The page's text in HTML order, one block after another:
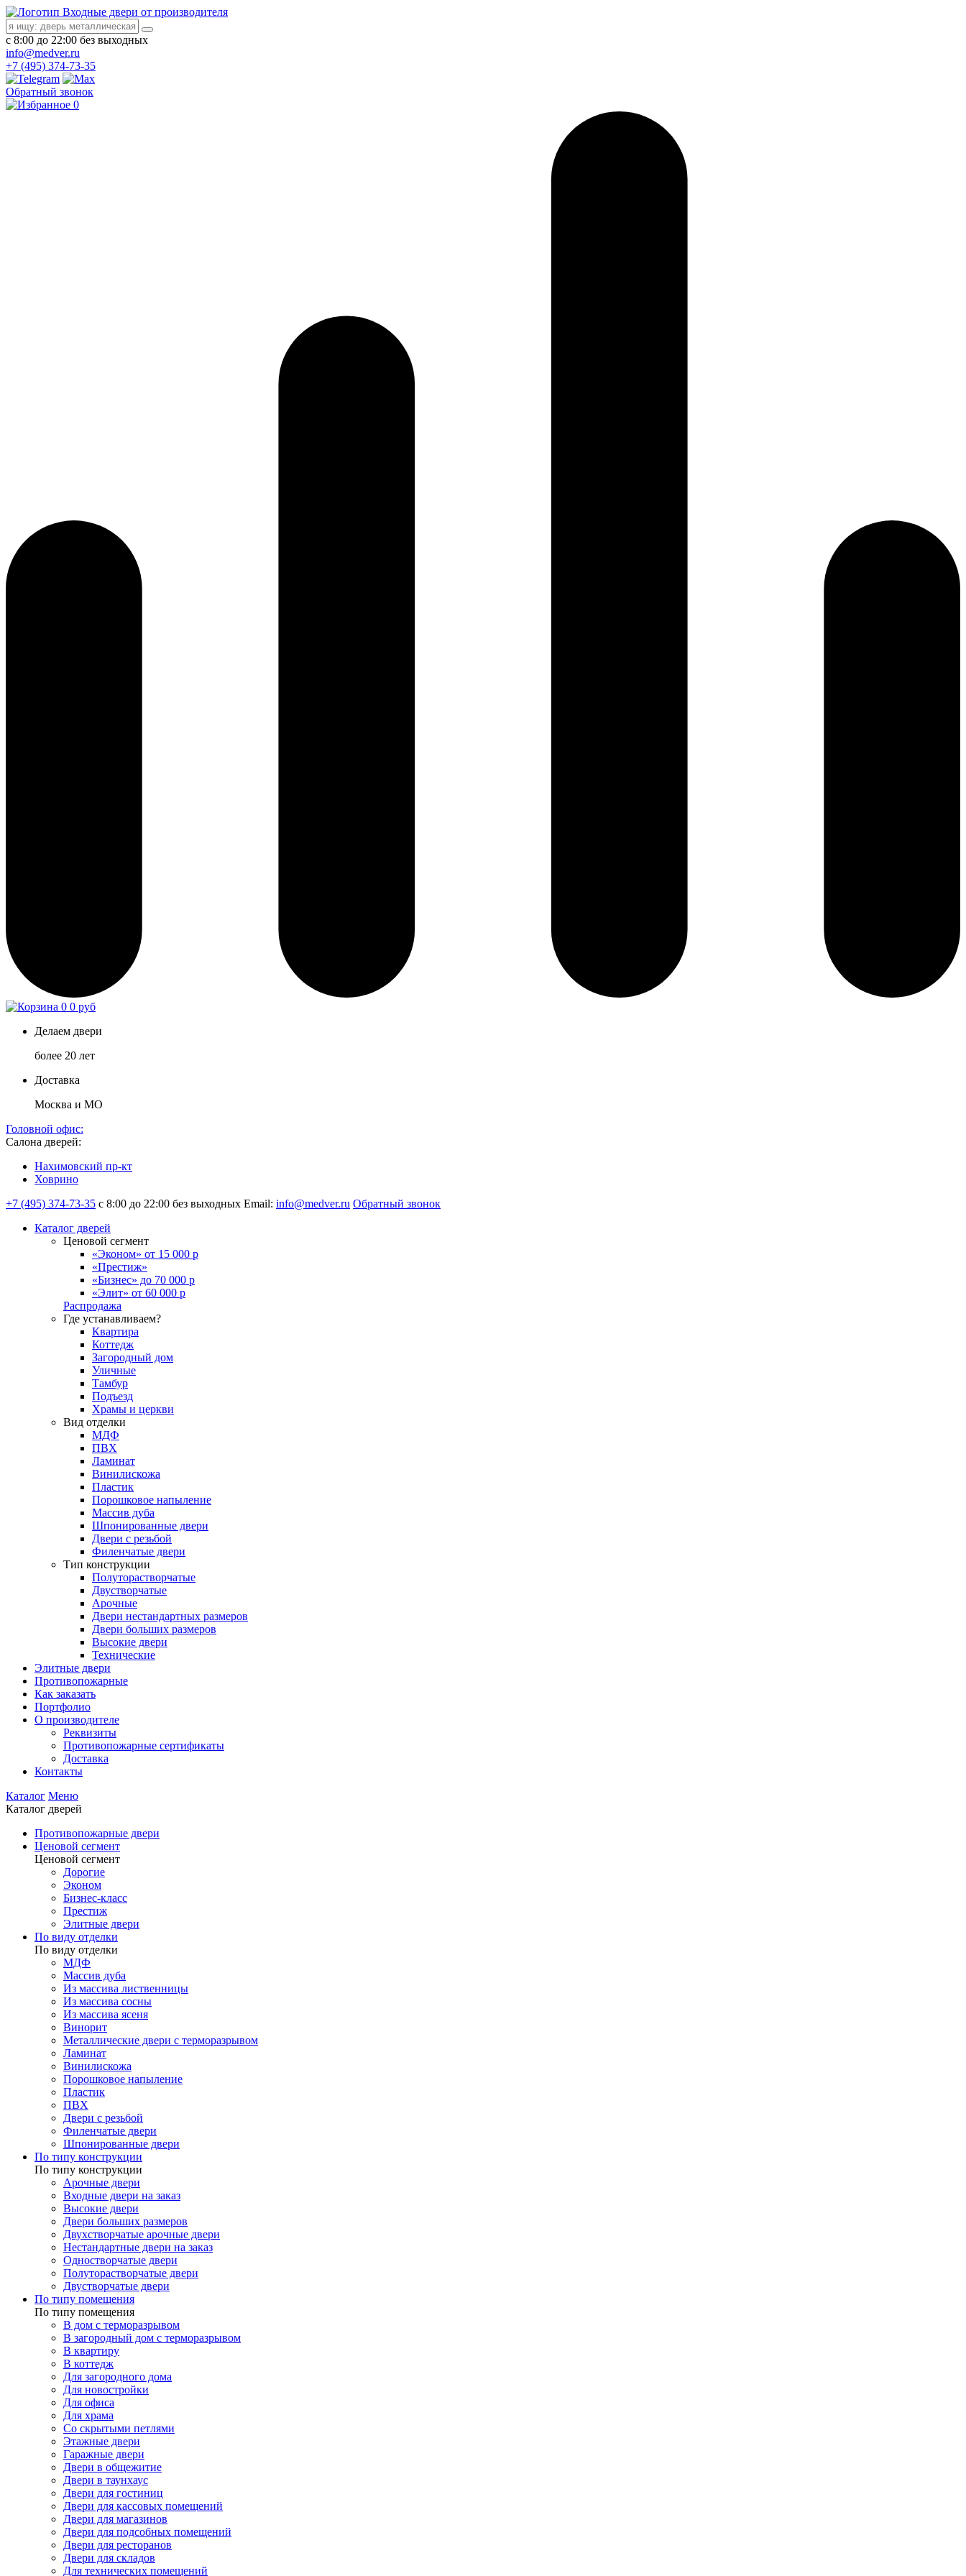
Входные двери от производителя
с 8:00 до 22:00 без выходных
info@medver.ru
+7 (495) 374-73-35
Обратный звонок
0
0 0 руб
Делаем двери
более 20 лет
Доставка
Москва и МО
Головной офис:
Салона дверей:
Нахимовский пр-кт
Ховрино
+7 (495) 374-73-35 с 8:00 до 22:00 без выходных Email: info@medver.ru Обратный звонок
Каталог дверей
Ценовой сегмент
«Эконом» от 15 000 р
«Престиж»
«Бизнес» до 70 000 р
«Элит» от 60 000 р
Распродажа
Где устанавливаем?
Квартира
Коттедж
Загородный дом
Уличные
Тамбур
Подъезд
Храмы и церкви
Вид отделки
МДФ
ПВХ
Ламинат
Винилискожа
Пластик
Порошковое напыление
Массив дуба
Шпонированные двери
Двери с резьбой
Филенчатые двери
Тип конструкции
Полуторастворчатые
Двустворчатые
Арочные
Двери нестандартных размеров
Двери больших размеров
Высокие двери
Технические
Элитные двери
Противопожарные
Как заказать
Портфолио
О производителе
Реквизиты
Противопожарные сертификаты
Доставка
Контакты
Каталог Меню
Каталог дверей
Противопожарные двери
Ценовой сегмент
Ценовой сегмент
Дорогие
Эконом
Бизнес-класс
Престиж
Элитные двери
По виду отделки
По виду отделки
МДФ
Массив дуба
Из массива лиственницы
Из массива сосны
Из массива ясеня
Винорит
Металлические двери с терморазрывом
Ламинат
Винилискожа
Порошковое напыление
Пластик
ПВХ
Двери с резьбой
Филенчатые двери
Шпонированные двери
По типу конструкции
По типу конструкции
Арочные двери
Входные двери на заказ
Высокие двери
Двери больших размеров
Двухстворчатые арочные двери
Нестандартные двери на заказ
Одностворчатые двери
Полуторастворчатые двери
Двустворчатые двери
По типу помещения
По типу помещения
В дом с терморазрывом
В загородный дом с терморазрывом
В квартиру
В коттедж
Для загородного дома
Для новостройки
Для офиса
Для храма
Со скрытыми петлями
Этажные двери
Гаражные двери
Двери в общежитие
Двери в таунхаус
Двери для гостиниц
Двери для кассовых помещений
Двери для магазинов
Двери для подсобных помещений
Двери для ресторанов
Двери для складов
Для технических помещений